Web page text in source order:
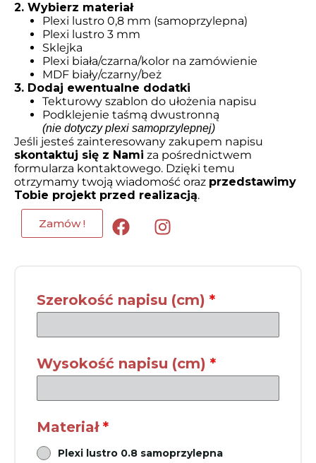
2. Wybierz materiał
Plexi lustro 0,8 mm (samoprzylepna)
Plexi lustro 3 mm
Sklejka
Plexi biała/czarna/kolor na zamówienie
MDF biały/czarny/beż
3. Dodaj ewentualne dodatki
Tekturowy szablon do ułożenia napisu
Podklejenie taśmą dwustronną
(nie dotyczy plexi samoprzylepnej)
Jeśli jesteś zainteresowany zakupem napisu
skontaktuj się z Nami za pośrednictwem
formularza kontaktowego. Dzięki temu
otrzymamy twoją wiadomość oraz przedstawimy
Tobie projekt przed realizacją.
Zamów !
Szerokość napisu (cm) *
Wysokość napisu (cm) *
Materiał *
Plexi lustro 0.8 samoprzylepna